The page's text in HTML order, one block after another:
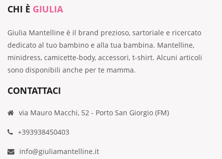
CHI È GIULIA
Giulia Mantelline è il brand prezioso, sartoriale e ricercato
dedicato al tuo bambino e alla tua bambina. Mantelline,
minidress, camicette-body, accessori, t-shirt. Alcuni articoli
sono disponibili anche per te mamma.
CONTATTACI
via Mauro Macchi, 52 - Porto San Giorgio (FM)
+393938450403
info@giuliamantelline.it